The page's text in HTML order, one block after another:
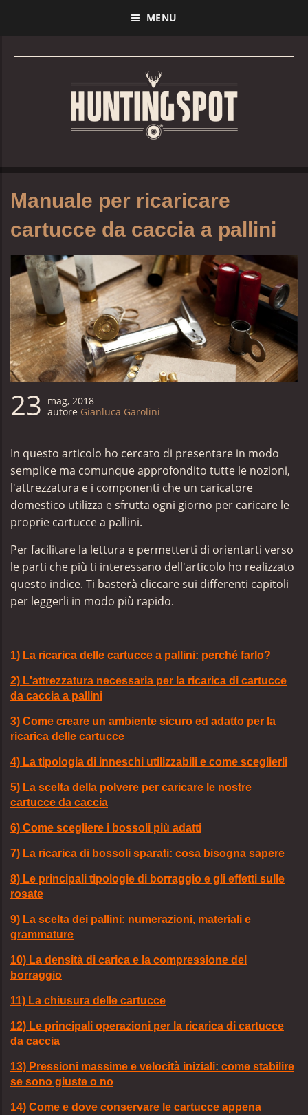
MENU
Manuale per ricaricare
cartucce da caccia a pallini
23 mag, 2018
autore Gianluca Garolini
In questo articolo ho cercato di presentare in modo
semplice ma comunque approfondito tutte le nozioni,
l'attrezzatura e i componenti che un caricatore
domestico utilizza e sfrutta ogni giorno per caricare le
proprie cartucce a pallini.
Per facilitare la lettura e permetterti di orientarti verso
le parti che più ti interessano dell'articolo ho realizzato
questo indice. Ti basterà cliccare sui differenti capitoli
per leggerli in modo più rapido.
1) La ricarica delle cartucce a pallini: perché farlo?
2) L'attrezzatura necessaria per la ricarica di cartucce
da caccia a pallini
3) Come creare un ambiente sicuro ed adatto per la
ricarica delle cartucce
4) La tipologia di inneschi utilizzabili e come sceglierli
5) La scelta della polvere per caricare le nostre
cartucce da caccia
6) Come scegliere i bossoli più adatti
7) La ricarica di bossoli sparati: cosa bisogna sapere
8) Le principali tipologie di borraggio e gli effetti sulle
rosate
9) La scelta dei pallini: numerazioni, materiali e
grammature
10) La densità di carica e la compressione del
borraggio
11) La chiusura delle cartucce
12) Le principali operazioni per la ricarica di cartucce
da caccia
13) Pressioni massime e velocità iniziali: come stabilire
se sono giuste o no
14) Come e dove conservare le cartucce appena